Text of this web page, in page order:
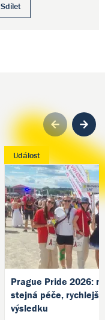
Sdílet
Událost
Prague Pride 2026:
stejná péče, rychlejší
výsledku